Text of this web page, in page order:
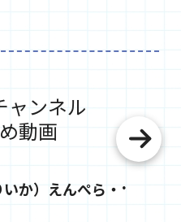
ャンネル
動画
障
泥烏賊（あおりいか）えんぺら・下足のさばき方